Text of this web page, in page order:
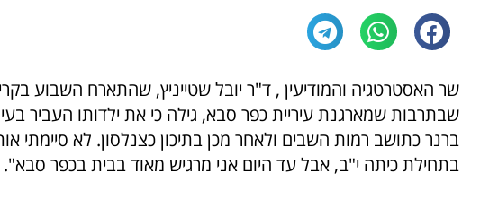
שר האסטרטגיה והמודיעין , ד"ר יובל שטייניץ, שהתארח השבוע
שבתרבות שמארגנת עיריית כפר סבא, גילה כי את ילדותו העביר
ברנר כתושב רמות השבים ולאחר מכן בתיכון כצנלסון. לא סיימתי
בתחילת כיתה י"ב, אבל עד היום אני מרגיש מאוד בבית בכפר סבא".